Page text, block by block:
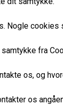
Nogle
fra
os, og
os